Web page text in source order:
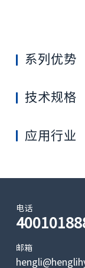
系列优势
采用了独特的
在油中工作
技术规格
规格
制动释放压力
制动释放的最
制动腔润滑油体
应用行业
电话
邮箱